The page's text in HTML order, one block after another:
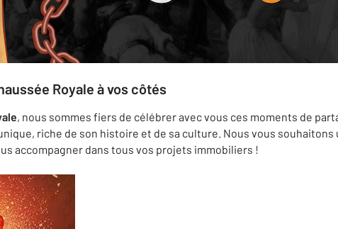
Royale à vos côtés
, nous sommes fiers de célébrer avec vous ces moments de
riche de son histoire et de sa culture. Nous vous souhaitons
accompagner dans tous vos projets immobiliers !